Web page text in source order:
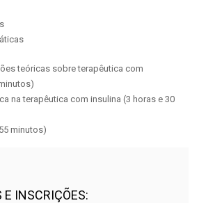
teóricas sobre terapêutica com
na terapêutica com insulina (3 horas e 30
minutos)
E INSCRIÇÕES: